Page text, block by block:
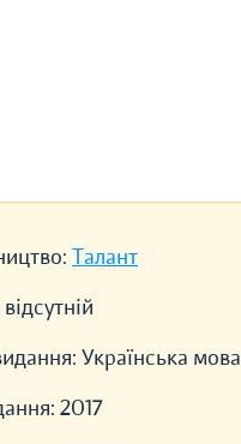
Талант
відсутній
Українська мова
2017